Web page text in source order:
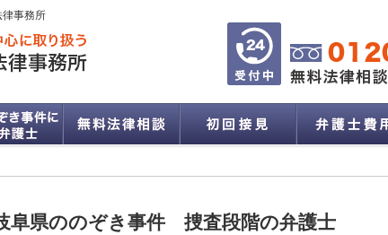
律事務所
阜県ののぞき事件 捜査段階の弁護士